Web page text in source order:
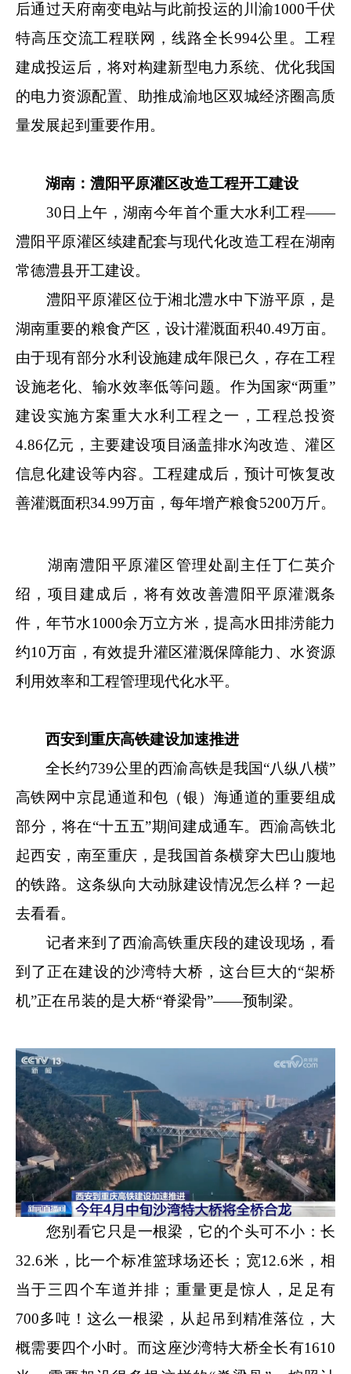
后通过天府南变电站与此前投运的川渝1000千伏
特高压交流工程联网，线路全长994公里。工程
建成投运后，将对构建新型电力系统、优化我国
的电力资源配置、助推成渝地区双城经济圈高质
量发展起到重要作用。
湖南：澧阳平原灌区改造工程开工建设
30日上午，湖南今年首个重大水利工程——
澧阳平原灌区续建配套与现代化改造工程在湖南
常德澧县开工建设。
澧阳平原灌区位于湘北澧水中下游平原，是
湖南重要的粮食产区，设计灌溉面积40.49万亩。
由于现有部分水利设施建成年限已久，存在工程
设施老化、输水效率低等问题。作为国家“两重”
建设实施方案重大水利工程之一，工程总投资
4.86亿元，主要建设项目涵盖排水沟改造、灌区
信息化建设等内容。工程建成后，预计可恢复改
善灌溉面积34.99万亩，每年增产粮食5200万斤。
湖南澧阳平原灌区管理处副主任丁仁英介
绍，项目建成后，将有效改善澧阳平原灌溉条
件，年节水1000余万立方米，提高水田排涝能力
约10万亩，有效提升灌区灌溉保障能力、水资源
利用效率和工程管理现代化水平。
西安到重庆高铁建设加速推进
全长约739公里的西渝高铁是我国“八纵八横”
高铁网中京昆通道和包（银）海通道的重要组成
部分，将在“十五五”期间建成通车。西渝高铁北
起西安，南至重庆，是我国首条横穿大巴山腹地
的铁路。这条纵向大动脉建设情况怎么样？一起
去看看。
记者来到了西渝高铁重庆段的建设现场，看
到了正在建设的沙湾特大桥，这台巨大的“架桥
机”正在吊装的是大桥“脊梁骨”——预制梁。
您别看它只是一根梁，它的个头可不小：长
32.6米，比一个标准篮球场还长；宽12.6米，相
当于三四个车道并排；重量更是惊人，足足有
700多吨！这么一根梁，从起吊到精准落位，大
概需要四个小时。而这座沙湾特大桥全长有1610